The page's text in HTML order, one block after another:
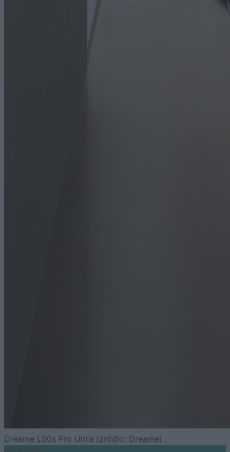
Dreame L50s Pro Ultra (źródło: Dreame)